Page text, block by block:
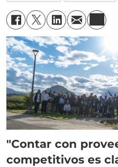
"Contar con
competitivos es